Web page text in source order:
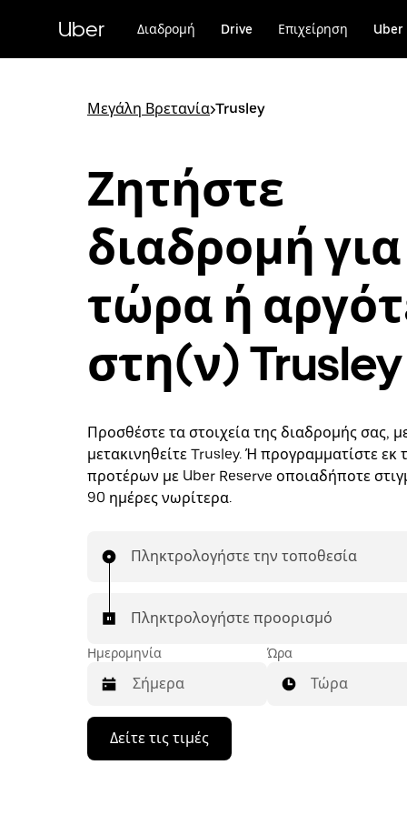
περιεχόμενο
Uber Διαδρομή Drive Επιχείρηση Uber
Μεγάλη Βρετανία>Trusley
Ζητήστε
διαδρομή για
τώρα ή
στη(ν) Trusley
Προσθέστε τα στοιχεία της διαδρομής σας,
μετακινηθείτε Trusley. Ή προγραμματίστε εκ
προτέρων με Uber Reserve οποιαδήποτε
90 ημέρες νωρίτερα.
Πληκτρολογήστε την τοποθεσία
Πληκτρολογήστε προορισμό
Ημερομηνία
Πατήστε
πλήκτρο
Ώρα
Τώρα
Δείτε τις τιμές